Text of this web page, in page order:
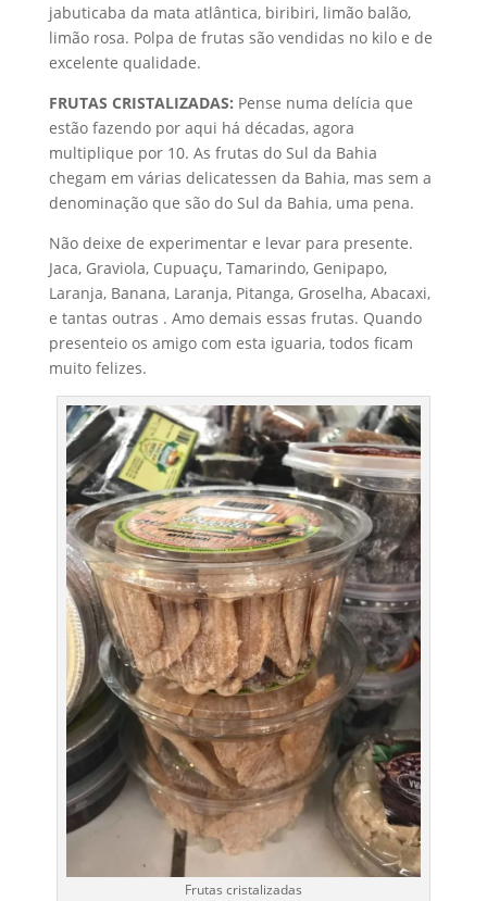
jabuticaba da mata atlântica, biribiri, limão balão,
limão rosa. Polpa de frutas são vendidas no kilo e de
excelente qualidade.
FRUTAS CRISTALIZADAS: Pense numa delícia que
estão fazendo por aqui há décadas, agora
multiplique por 10. As frutas do Sul da Bahia
chegam em várias delicatessen da Bahia, mas sem a
denominação que são do Sul da Bahia, uma pena.
Não deixe de experimentar e levar para presente.
Jaca, Graviola, Cupuaçu, Tamarindo, Genipapo,
Laranja, Banana, Laranja, Pitanga, Groselha, Abacaxi,
e tantas outras . Amo demais essas frutas. Quando
presenteio os amigo com esta iguaria, todos ficam
muito felizes.
Frutas cristalizadas